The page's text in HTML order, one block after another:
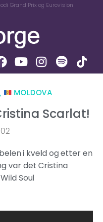
Grand Prix og Eurovision
, MOLDOVA
Scarlat!
i kveld og etter en
var det Cristina
Soul